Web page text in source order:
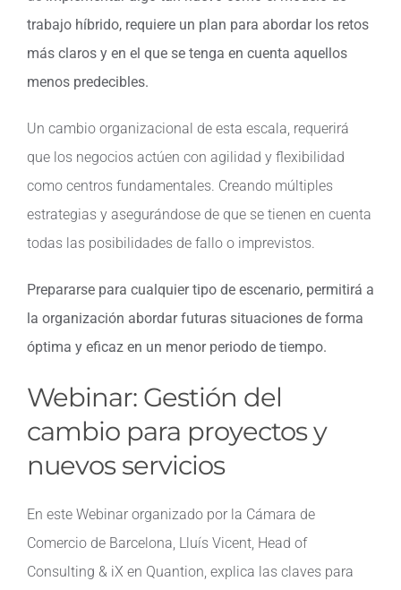
trabajo híbrido, requiere un plan para abordar los retos
más claros y en el que se tenga en cuenta aquellos
menos predecibles.
Un cambio organizacional de esta escala, requerirá
que los negocios actúen con agilidad y flexibilidad
como centros fundamentales. Creando múltiples
estrategias y asegurándose de que se tienen en cuenta
todas las posibilidades de fallo o imprevistos.
Prepararse para cualquier tipo de escenario, permitirá a
la organización abordar futuras situaciones de forma
óptima y eficaz en un menor periodo de tiempo.
Webinar: Gestión del
cambio para proyectos y
nuevos servicios
En este Webinar organizado por la Cámara de
Comercio de Barcelona, Lluís Vicent, Head of
Consulting & iX en Quantion, explica las claves para